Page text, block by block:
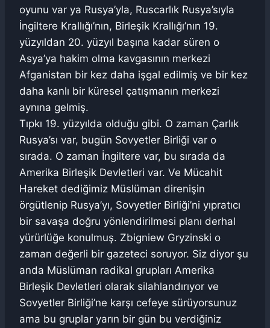
oyunu var ya Rusya’yla, Ruscarlık Rusya’sıyla
İngiltere Krallığı’nın, Birleşik Krallığı’nın 19.
yüzyıldan 20. yüzyıl başına kadar süren o
Asya’ya hakim olma kavgasının merkezi
Afganistan bir kez daha işgal edilmiş ve bir kez
daha kanlı bir küresel çatışmanın merkezi
aynına gelmiş.
Tıpkı 19. yüzyılda olduğu gibi. O zaman Çarlık
Rusya’sı var, bugün Sovyetler Birliği var o
sırada. O zaman İngiltere var, bu sırada da
Amerika Birleşik Devletleri var. Ve Mücahit
Hareket dediğimiz Müslüman direnişin
örgütlenip Rusya’yı, Sovyetler Birliği’ni yıpratıcı
bir savaşa doğru yönlendirilmesi planı derhal
yürürlüğe konulmuş. Zbigniew Gryzinski o
zaman değerli bir gazeteci soruyor. Siz diyor şu
anda Müslüman radikal grupları Amerika
Birleşik Devletleri olarak silahlandırıyor ve
Sovyetler Birliği’ne karşı cefeye sürüyorsunuz
ama bu gruplar yarın bir gün bu verdiğiniz